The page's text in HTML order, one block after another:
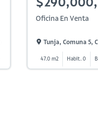
Oficina En Venta
Tunja, Comuna 5,
47.0 m2 Habit. 0